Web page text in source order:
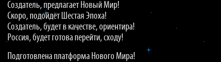
Создатель, предлагает Новый Мир!
Скоро, подойдёт Шестая Эпоха!
Создатель, будет в качестве, ориентира!
Россия, будет готова перейти, сходу!
Подготовлена платформа Нового Мира!